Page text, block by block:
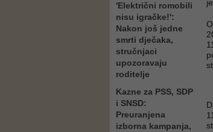
'Električni romobili
nisu igračke!':
Nakon još jedne
smrti dječaka,
stručnjaci
upozoravaju
roditelje
Kazne za PSS, SDP
i SNSD:
Preuranjena
izborna kampanja,